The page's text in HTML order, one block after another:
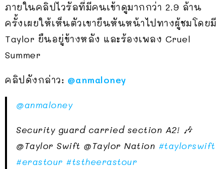
ภายในคลิปไวรัลที่มีคนเข้าดูมากกว่า 2.9 ล้าน
ครั้งเผยให้เห็นตัวเขายืนหันหน้าไปทางผู้ชมโดยมี
Taylor ยืนอยู่ข้างหลัง และร้องเพลง Cruel
Summer
คลิปดังกล่าว: @anmaloney
@anmaloney
Security guard carried section A2! 🎶
@Taylor Swift @Taylor Nation #taylorswift
#erastour #tstheerastour